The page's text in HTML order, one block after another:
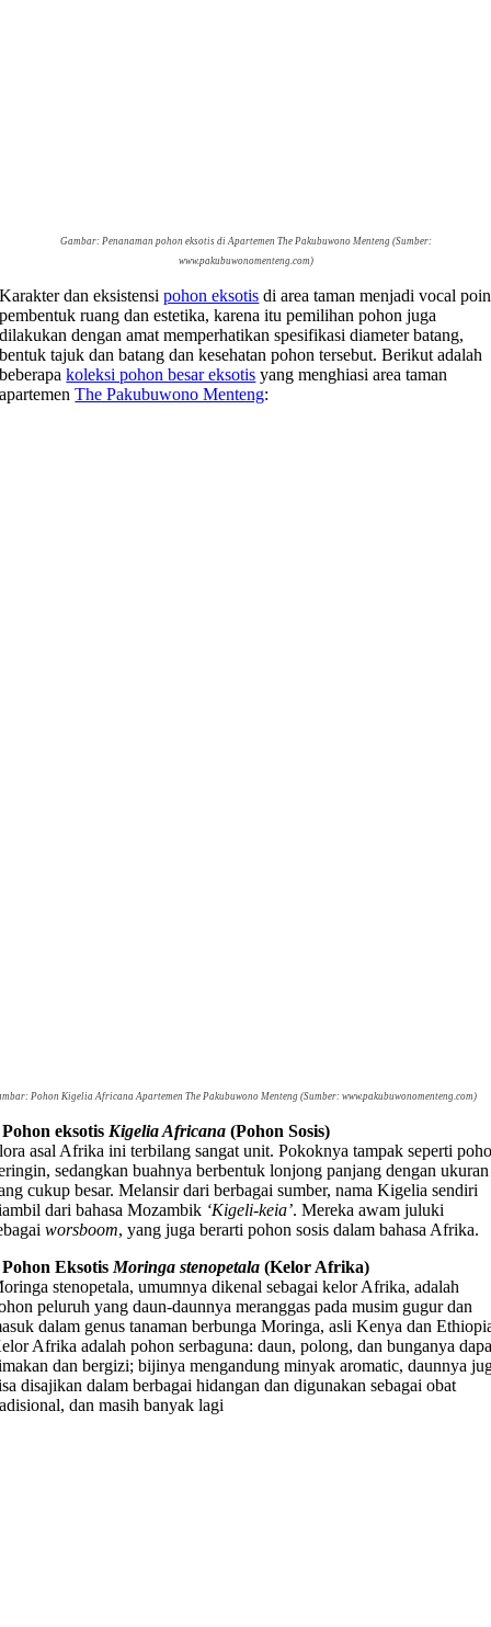
Gambar: Penanaman pohon eksotis di Apartemen The Pakubuwono Menteng (Sumber:
www.pakubuwonomenteng.com)
Karakter dan eksistensipohon eksotis di area taman menjadi vocal poin
pembentuk ruang dan estetika, karena itu pemilihan pohon juga
dilakukan dengan amat memperhatikan spesifikasi diameter batang,
bentuk tajuk dan batang dan kesehatan pohon tersebut. Berikut adalah
beberapakoleksi pohon besar eksotis yang menghiasi area taman
apartemenThe Pakubuwono Menteng:
Pohon Kigelia Africana Apartemen The Pakubuwono Menteng (Sumber: www.pakubuwonomenteng.com)
Pohon eksotisKigelia Africana (Pohon Sosis)
asal Afrika ini terbilang sangat unit. Pokoknya tampak seperti
sedangkan buahnya berbentuk lonjong panjang dengan ukuran
cukup besar. Melansir dari berbagai sumber, nama Kigelia sendiri
dari bahasa Mozambik ‘Kigeli-keia’. Mereka awam juluki
worsboom, yang juga berarti pohon sosis dalam bahasa Afrika.
Pohon EksotisMoringa stenopetala (Kelor Afrika)
stenopetala, umumnya dikenal sebagai kelor Afrika, adalah
peluruh yang daun-daunnya meranggas pada musim gugur dan
dalam genus tanaman berbunga Moringa, asli Kenya dan
Afrika adalah pohon serbaguna: daun, polong, dan bunganya
dan bergizi; bijinya mengandung minyak aromatic, daunnya
disajikan dalam berbagai hidangan dan digunakan sebagai obat
dan masih banyak lagi